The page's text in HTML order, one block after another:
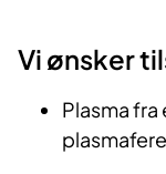
Vi ønsker
Plasma